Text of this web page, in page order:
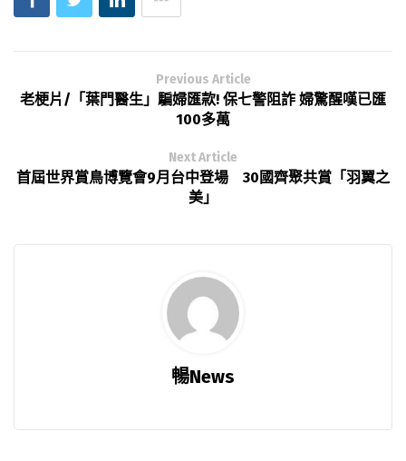
Previous Article
老梗片/「葉門醫生」騙婦匯款! 保七警阻詐 婦驚醒嘆已匯
100多萬
Next Article
首屆世界賞鳥博覽會9月台中登場 30國齊聚共賞「羽翼之
美」
暢News